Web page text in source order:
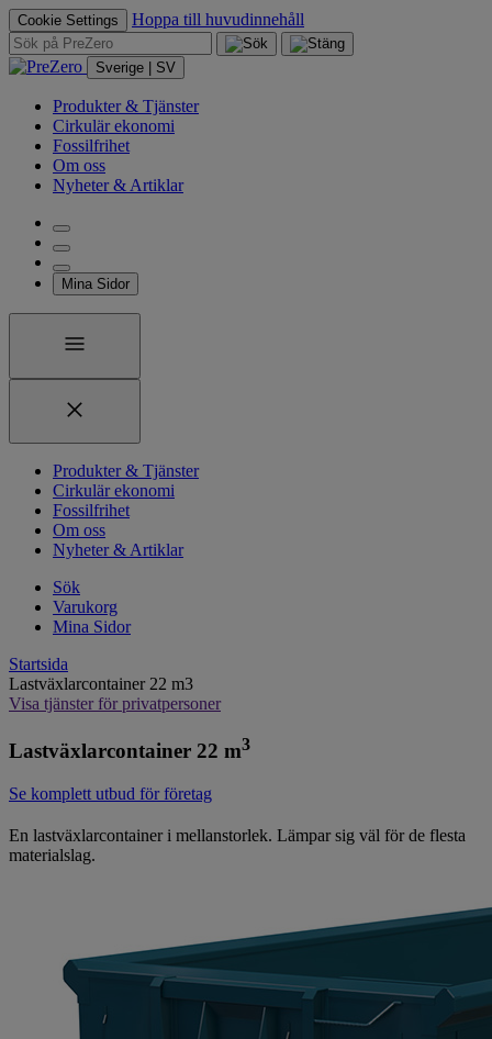
Cookie Settings Hoppa till huvudinnehåll
Sverige | SV
Produkter & Tjänster
Cirkulär ekonomi
Fossilfrihet
Om oss
Nyheter & Artiklar
Mina Sidor
Produkter & Tjänster
Cirkulär ekonomi
Fossilfrihet
Om oss
Nyheter & Artiklar
Sök
Varukorg
Mina Sidor
Startsida
Lastväxlarcontainer 22 m3
Visa tjänster för privatpersoner
Lastväxlarcontainer 22 m3
Se komplett utbud för företag
En lastväxlarcontainer i mellanstorlek. Lämpar sig väl för de flesta
materialslag.